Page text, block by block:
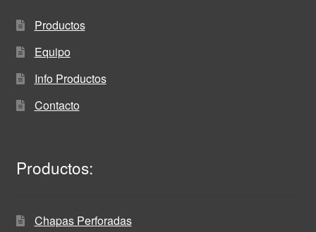
Productos
Equipo
Info Productos
Contacto
Productos:
Chapas Perforadas